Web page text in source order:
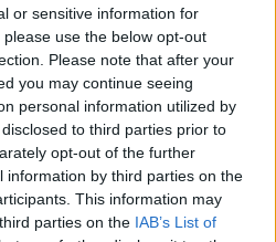
or sensitive information for
use the below opt-out
Please note that after your
you may continue seeing
personal information utilized by
to third parties prior to
opt-out of the further
information by third parties on the
This information may
parties on the IAB’s List of